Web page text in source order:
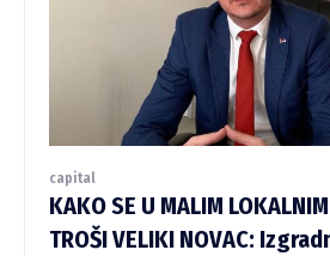
capital
KAKO SE U MALIM
TROŠI VELIKI NOVAC: